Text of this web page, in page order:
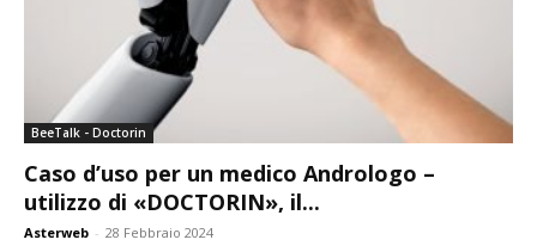
BeeTalk - Doctorin
Caso d’uso per un medico Andrologo –
utilizzo di «DOCTORIN», il...
Asterweb - 28 Febbraio 2024